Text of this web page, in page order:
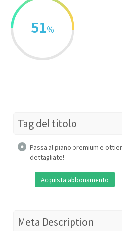
51%
Tag del titolo
Passa al piano premium e
dettagliate!
Acquista abbonamento
Meta Description